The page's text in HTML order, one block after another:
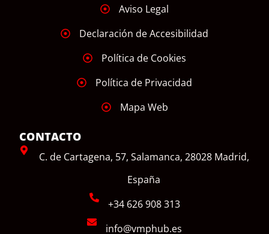
Aviso Legal
Declaración de Accesibilidad
Política de Cookies
Política de Privacidad
Mapa Web
CONTACTO
C. de Cartagena, 57, Salamanca, 28028 Madrid,
España
+34 626 908 313
info@vmphub.es